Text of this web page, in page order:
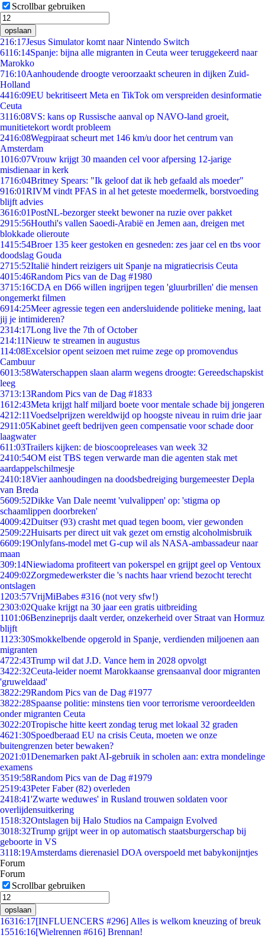
Scrollbar gebruiken
opslaan
216:17Jesus Simulator komt naar Nintendo Switch
6116:14Spanje: bijna alle migranten in Ceuta weer teruggekeerd naar
Marokko
716:10Aanhoudende droogte veroorzaakt scheuren in dijken Zuid-
Holland
4416:09EU bekritiseert Meta en TikTok om verspreiden desinformatie
Ceuta
3116:08VS: kans op Russische aanval op NAVO-land groeit,
munitietekort wordt probleem
2416:08Wegpiraat scheurt met 146 km/u door het centrum van
Amsterdam
1016:07Vrouw krijgt 30 maanden cel voor afpersing 12-jarige
misdienaar in kerk
1716:04Britney Spears: "Ik geloof dat ik heb gefaald als moeder"
916:01RIVM vindt PFAS in al het geteste moedermelk, borstvoeding
blijft advies
3616:01PostNL-bezorger steekt bewoner na ruzie over pakket
2915:56Houthi's vallen Saoedi-Arabië en Jemen aan, dreigen met
blokkade olieroute
1415:54Broer 135 keer gestoken en gesneden: zes jaar cel en tbs voor
doodslag Gouda
2715:52Italië hindert reizigers uit Spanje na migratiecrisis Ceuta
4015:46Random Pics van de Dag #1980
3715:16CDA en D66 willen ingrijpen tegen 'gluurbrillen' die mensen
ongemerkt filmen
6914:25Meer agressie tegen een andersluidende politieke mening, laat
jij je intimideren?
2314:17Long live the 7th of October
214:11Nieuw te streamen in augustus
114:08Excelsior opent seizoen met ruime zege op promovendus
Cambuur
6013:58Waterschappen slaan alarm wegens droogte: Gereedschapskist
leeg
3713:13Random Pics van de Dag #1833
1612:43Meta krijgt half miljard boete voor mentale schade bij jongeren
4212:11Voedselprijzen wereldwijd op hoogste niveau in ruim drie jaar
2911:05Kabinet geeft bedrijven geen compensatie voor schade door
laagwater
611:03Trailers kijken: de bioscoopreleases van week 32
2410:54OM eist TBS tegen verwarde man die agenten stak met
aardappelschilmesje
2410:18Vier aanhoudingen na doodsbedreiging burgemeester Depla
van Breda
5609:52Dikke Van Dale neemt 'vulvalippen' op: 'stigma op
schaamlippen doorbreken'
4009:42Duitser (93) crasht met quad tegen boom, vier gewonden
2509:22Huisarts per direct uit vak gezet om ernstig alcoholmisbruik
6609:19Onlyfans-model met G-cup wil als NASA-ambassadeur naar
maan
309:14Niewiadoma profiteert van pokerspel en grijpt geel op Ventoux
2409:02Zorgmedewerkster die 's nachts haar vriend bezocht terecht
ontslagen
1203:57VrijMiBabes #316 (not very sfw!)
2303:02Quake krijgt na 30 jaar een gratis uitbreiding
1101:06Benzineprijs daalt verder, onzekerheid over Straat van Hormuz
blijft
11 23:30Smokkelbende opgerold in Spanje, verdienden miljoenen aan
migranten
4722:43Trump wil dat J.D. Vance hem in 2028 opvolgt
3422:32Ceuta-leider noemt Marokkaanse grensaanval door migranten
'gruweldaad'
3822:29Random Pics van de Dag #1977
3822:28Spaanse politie: minstens tien voor terrorisme veroordeelden
onder migranten Ceuta
3022:20Tropische hitte keert zondag terug met lokaal 32 graden
4621:30Spoedberaad EU na crisis Ceuta, moeten we onze
buitengrenzen beter bewaken?
2021:01Denemarken pakt AI-gebruik in scholen aan: extra mondelinge
examens
3519:58Random Pics van de Dag #1979
2519:43Peter Faber (82) overleden
2418:41'Zwarte weduwes' in Rusland trouwen soldaten voor
overlijdensuitkering
1518:32Ontslagen bij Halo Studios na Campaign Evolved
3018:32Trump grijpt weer in op automatisch staatsburgerschap bij
geboorte in VS
3118:19Amsterdams dierenasiel DOA overspoeld met babykonijntjes
Forum
Forum
Scrollbar gebruiken
opslaan
16316:17[INFLUENCERS #296] Alles is welkom kneuzing of breuk
15516:16[Wielrennen #616] Brennan!